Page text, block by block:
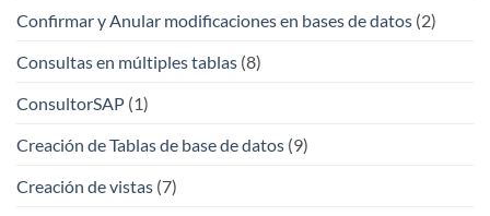
Confirmar y Anular modificaciones en bases de datos (2)
Consultas en múltiples tablas (8)
ConsultorSAP (1)
Creación de Tablas de base de datos (9)
Creación de vistas (7)